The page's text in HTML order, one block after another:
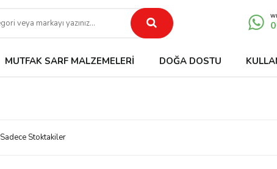
MUTFAK SARF MALZEMELERI DOĞA DOSTU
Sadece Stoktakiler